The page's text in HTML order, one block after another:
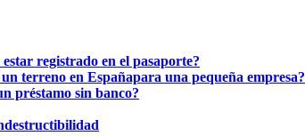
registrado en el pasaporte?
terreno en Españapara una pequeña empresa?
préstamo sin banco?